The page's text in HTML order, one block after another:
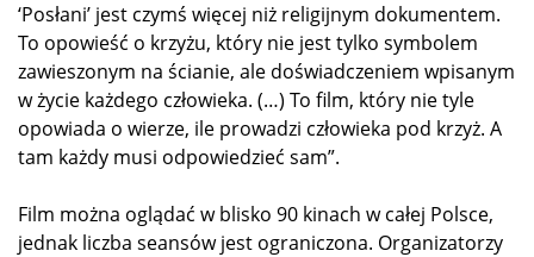
‘Posłani’ jest czymś więcej niż religijnym dokumentem.
To opowieść o krzyżu, który nie jest tylko symbolem
zawieszonym na ścianie, ale doświadczeniem wpisanym
w życie każdego człowieka. (…) To film, który nie tyle
opowiada o wierze, ile prowadzi człowieka pod krzyż. A
tam każdy musi odpowiedzieć sam”.
Film można oglądać w blisko 90 kinach w całej Polsce,
jednak liczba seansów jest ograniczona. Organizatorzy